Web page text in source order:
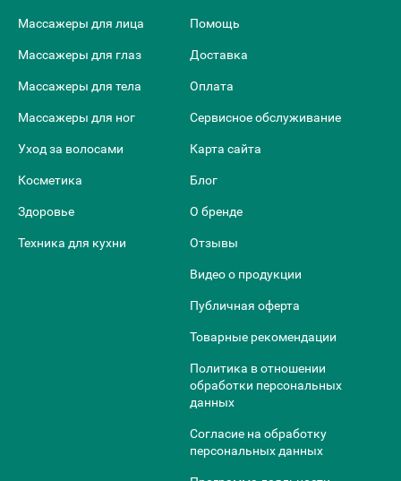
Массажеры для лица
Массажеры для глаз
Массажеры для тела
Массажеры для ног
Уход за волосами
Косметика
Здоровье
Техника для кухни
Помощь
Доставка
Оплата
Сервисное обслуживание
Карта сайта
Блог
О бренде
Отзывы
Видео о продукции
Публичная оферта
Товарные рекомендации
Политика в отношении
обработки персональных
данных
Согласие на обработку
персональных данных